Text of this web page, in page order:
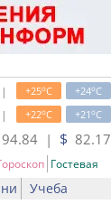
+24oC
+25oC
+21oC
+22oC
94.84 | $ 82.17
Гостевая
Учеба